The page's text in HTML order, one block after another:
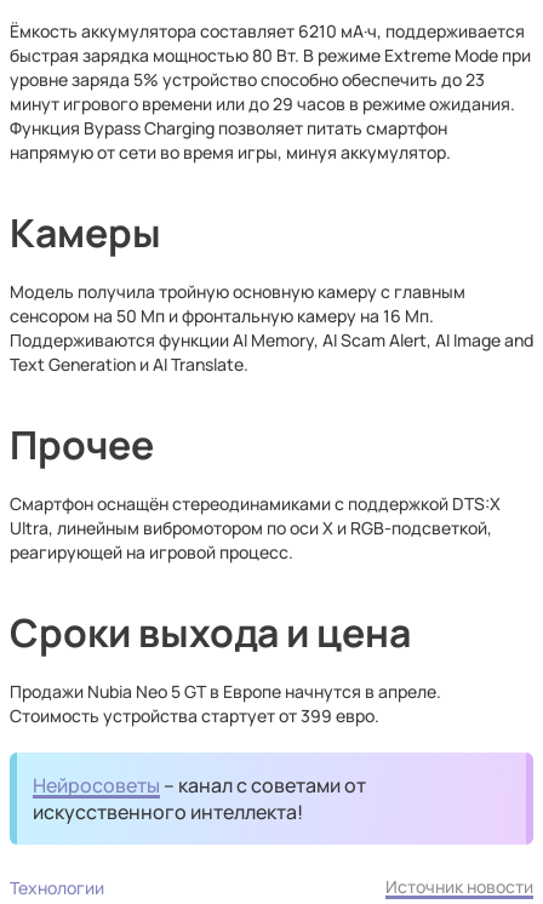
Ёмкость аккумулятора составляет 6210 мА·ч, поддерживается
быстрая зарядка мощностью 80 Вт. В режиме Extreme Mode при
уровне заряда 5% устройство способно обеспечить до 23
минут игрового времени или до 29 часов в режиме ожидания.
Функция Bypass Charging позволяет питать смартфон
напрямую от сети во время игры, минуя аккумулятор.
Камеры
Модель получила тройную основную камеру с главным
сенсором на 50 Мп и фронтальную камеру на 16 Мп.
Поддерживаются функции AI Memory, AI Scam Alert, AI Image and
Text Generation и AI Translate.
Прочее
Смартфон оснащён стереодинамиками с поддержкой DTS:X
Ultra, линейным вибромотором по оси X и RGB-подсветкой,
реагирующей на игровой процесс.
Сроки выхода и цена
Продажи Nubia Neo 5 GT в Европе начнутся в апреле.
Стоимость устройства стартует от 399 евро.
Нейросоветы – канал с советами от
искусственного интеллекта!
Технологии Источник новости